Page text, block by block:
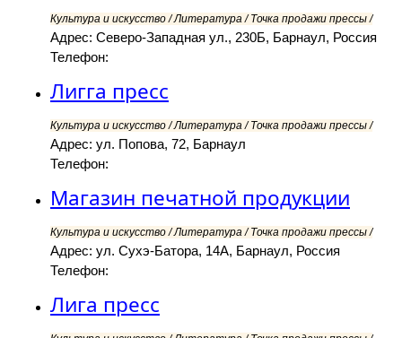
Культура и искусство / Литература / Точка продажи прессы /
Адрес: Северо-Западная ул., 230Б, Барнаул, Россия
Телефон:
Лигга пресс
Культура и искусство / Литература / Точка продажи прессы /
Адрес: ул. Попова, 72, Барнаул
Телефон:
Магазин печатной продукции
Культура и искусство / Литература / Точка продажи прессы /
Адрес: ул. Сухэ-Батора, 14А, Барнаул, Россия
Телефон:
Лига пресс